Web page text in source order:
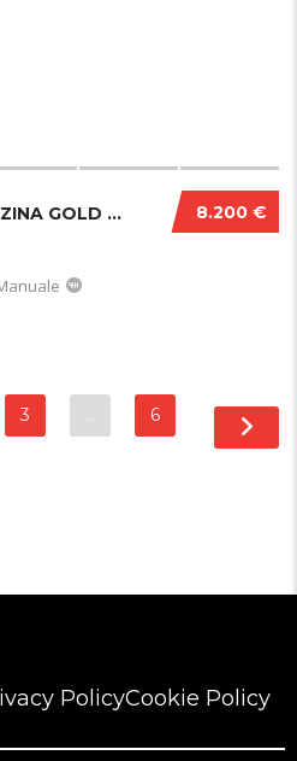
8.200 €
LANCIA YPSILON 1.2 BENZINA GOLD 44000 KM
3 … 6
PolicyCookie Policy